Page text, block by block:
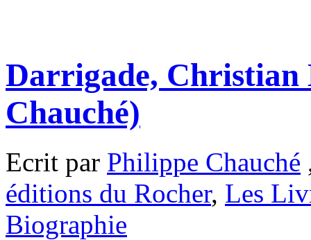
Darrigade,
Chauché)
Ecrit par Philippe Chauché
éditions du Rocher, Les
Biographie